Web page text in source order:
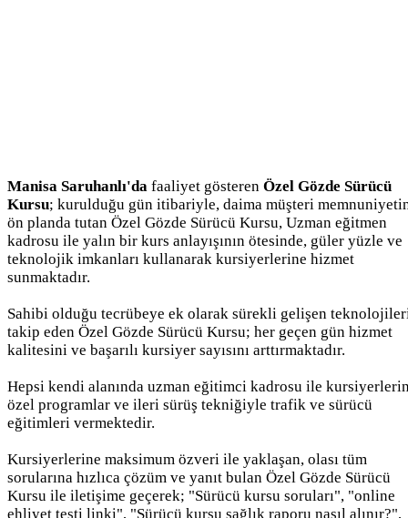
Manisa Saruhanlı'da faaliyet gösteren Özel Gözde Sürücü
Kursu; kurulduğu gün itibariyle, daima müşteri
ön planda tutan Özel Gözde Sürücü Kursu, Uzman eğitmen
kadrosu ile yalın bir kurs anlayışının ötesinde, güler yüzle ve
teknolojik imkanları kullanarak kursiyerlerine hizmet
sunmaktadır.
Sahibi olduğu tecrübeye ek olarak sürekli gelişen
takip eden Özel Gözde Sürücü Kursu; her geçen gün hizmet
kalitesini ve başarılı kursiyer sayısını arttırmaktadır.
Hepsi kendi alanında uzman eğitimci kadrosu ile
özel programlar ve ileri sürüş tekniğiyle trafik ve sürücü
eğitimleri vermektedir.
Kursiyerlerine maksimum özveri ile yaklaşan, olası tüm
sorularına hızlıca çözüm ve yanıt bulan Özel Gözde Sürücü
Kursu ile iletişime geçerek; "Sürücü kursu soruları", "online
ehliyet testi linki", "Sürücü kursu sağlık raporu nasıl alınır?",